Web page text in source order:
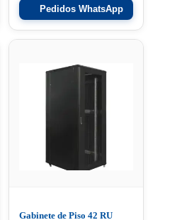
Pedidos WhatsApp
Gabinete de Piso 42 RU